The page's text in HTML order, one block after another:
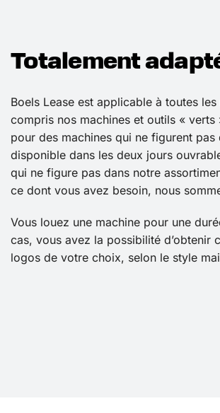
Totalement
Boels Lease est applicable à toutes
compris nos machines et outils «
pour des machines qui ne figurent
disponible dans les deux jours
qui ne figure pas dans notre
ce dont vous avez besoin, nous
Vous louez une machine pour une
cas, vous avez la possibilité d’obtenir
logos de votre choix, selon le style